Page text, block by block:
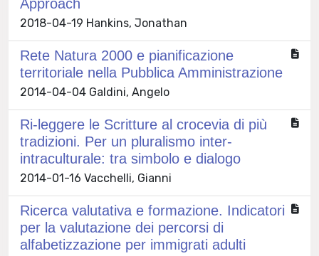
Approach
2018-04-19 Hankins, Jonathan
Rete Natura 2000 e pianificazione
territoriale nella Pubblica Amministrazione
2014-04-04 Galdini, Angelo
Ri-leggere le Scritture al crocevia di più
tradizioni. Per un pluralismo inter-
intraculturale: tra simbolo e dialogo
2014-01-16 Vacchelli, Gianni
Ricerca valutativa e formazione. Indicatori
per la valutazione dei percorsi di
alfabetizzazione per immigrati adulti